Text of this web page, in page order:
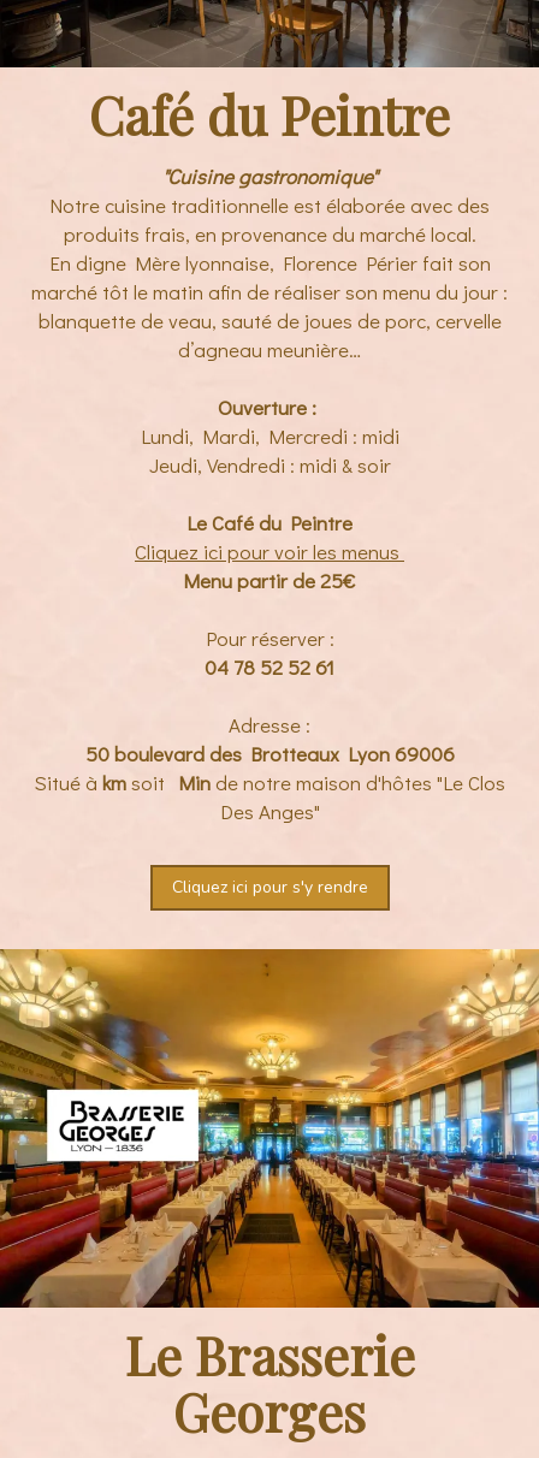
Café du Peintre
"Cuisine gastronomique"
Notre cuisine traditionnelle est élaborée avec des
produits frais, en provenance du marché local.
En digne Mère lyonnaise, Florence Périer fait son
marché tôt le matin afin de réaliser son menu du jour :
blanquette de veau, sauté de joues de porc, cervelle
d’agneau meunière…
Ouverture :
Lundi, Mardi, Mercredi : midi
Jeudi, Vendredi : midi & soir
Le Café du Peintre
Cliquez ici pour voir les menus
Menu partir de 25€
Pour réserver :
04 78 52 52 61
Adresse :
50 boulevard des Brotteaux Lyon 69006
Situé à kmsoit Min de notre maison d'hôtes "Le Clos
Des Anges"
Cliquez ici pour s'y rendre
Le Brasserie
Georges